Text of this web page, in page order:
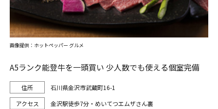
A5ランク能登牛を一頭買い 少人数でも使える個室完備
石川県金沢市武蔵町16-1
金沢駅徒歩7分・めいてつエムザさん裏
画像提供：ホットペッパー グルメ